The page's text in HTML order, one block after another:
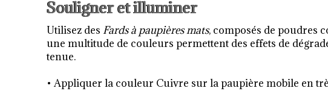
Souligner et illuminer
Utilisez des Fards à paupières mats, composés de poudres
une multitude de couleurs permettent des effets de
tenue.
• Appliquer la couleur Cuivre sur la paupière mobile en